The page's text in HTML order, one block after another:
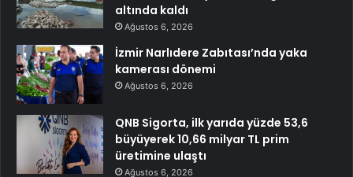
altında kaldı
Ağustos 6, 2026
İzmir Narlıdere Zabıtası’nda yaka
kamerası dönemi
Ağustos 6, 2026
QNB Sigorta, ilk yarıda yüzde 53,6
büyüyerek 10,66 milyar TL prim
üretimine ulaştı
Ağustos 6, 2026